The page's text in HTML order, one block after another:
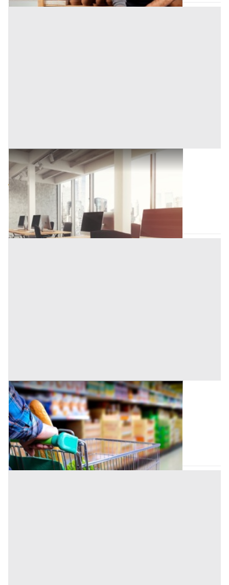
Ufficio all'asta a Padova
Vigonza
Offerta minima
442.500 € 590.000 €
Codice asta: AI3344667
Asta chiusa
Negozio all'asta a Padova
Vigonza (Padova)
Offerta minima
48.750 € 65.000 €
Codice asta: AI3150203
Asta chiusa